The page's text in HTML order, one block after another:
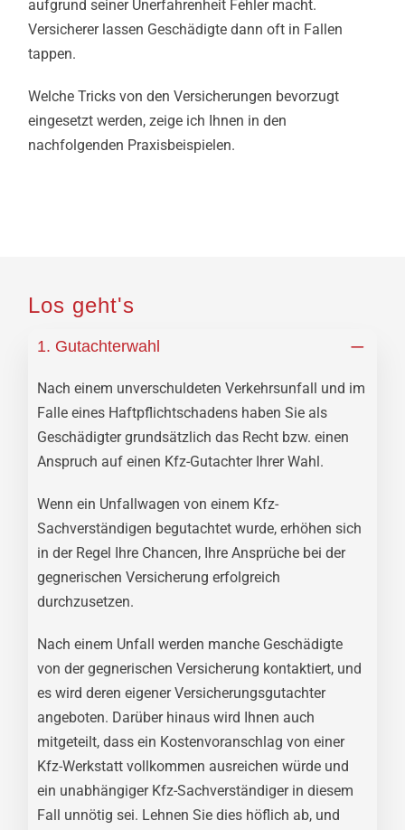
aufgrund seiner Unerfahrenheit Fehler macht.
Versicherer lassen Geschädigte dann oft in Fallen
tappen.
Welche Tricks von den Versicherungen bevorzugt
eingesetzt werden, zeige ich Ihnen in den
nachfolgenden Praxisbeispielen.
Los geht's
1. Gutachterwahl
Nach einem unverschuldeten Verkehrsunfall und im
Falle eines Haftpflichtschadens haben Sie als
Geschädigter grundsätzlich das Recht bzw. einen
Anspruch auf einen Kfz-Gutachter Ihrer Wahl.
Wenn ein Unfallwagen von einem Kfz-
Sachverständigen begutachtet wurde, erhöhen sich
in der Regel Ihre Chancen, Ihre Ansprüche bei der
gegnerischen Versicherung erfolgreich
durchzusetzen.
Nach einem Unfall werden manche Geschädigte
von der gegnerischen Versicherung kontaktiert, und
es wird deren eigener Versicherungsgutachter
angeboten. Darüber hinaus wird Ihnen auch
mitgeteilt, dass ein Kostenvoranschlag von einer
Kfz-Werkstatt vollkommen ausreichen würde und
ein unabhängiger Kfz-Sachverständiger in diesem
Fall unnötig sei. Lehnen Sie dies höflich ab, und